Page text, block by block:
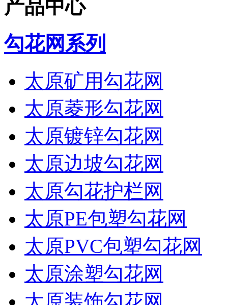
产品中心
勾花网系列
太原矿用勾花网
太原菱形勾花网
太原镀锌勾花网
太原边坡勾花网
太原勾花护栏网
太原PE包塑勾花网
太原PVC包塑勾花网
太原涂塑勾花网